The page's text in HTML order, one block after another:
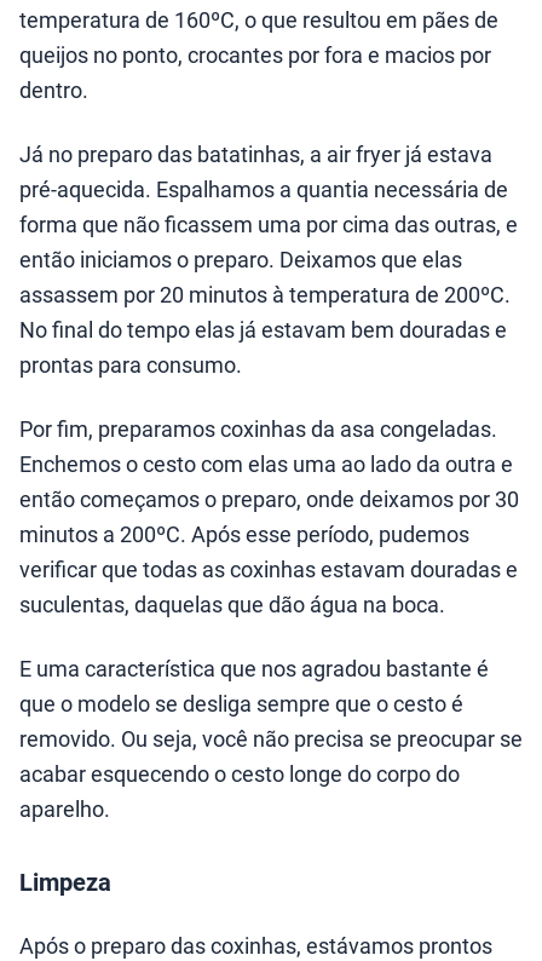
temperatura de 160ºC, o que resultou em pães de
queijos no ponto, crocantes por fora e macios por
dentro.
Já no preparo das batatinhas, a air fryer já estava
pré-aquecida. Espalhamos a quantia necessária de
forma que não ficassem uma por cima das outras, e
então iniciamos o preparo. Deixamos que elas
assassem por 20 minutos à temperatura de 200ºC.
No final do tempo elas já estavam bem douradas e
prontas para consumo.
Por fim, preparamos coxinhas da asa congeladas.
Enchemos o cesto com elas uma ao lado da outra e
então começamos o preparo, onde deixamos por 30
minutos a 200ºC. Após esse período, pudemos
verificar que todas as coxinhas estavam douradas e
suculentas, daquelas que dão água na boca.
E uma característica que nos agradou bastante é
que o modelo se desliga sempre que o cesto é
removido. Ou seja, você não precisa se preocupar se
acabar esquecendo o cesto longe do corpo do
aparelho.
Limpeza
Após o preparo das coxinhas, estávamos prontos